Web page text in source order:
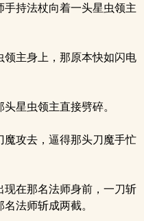
持法杖向着一头星虫领主
主身上，那原本快如闪电
星虫领主直接劈碎。
攻去，逼得那头刀魔手忙
在那名法师身前，一刀斩
法师斩成两截。